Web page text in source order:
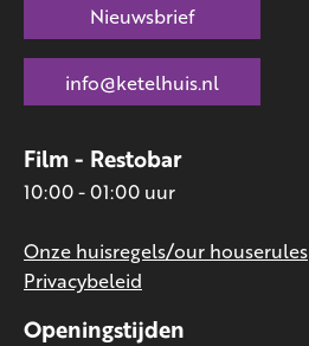
Openingstijden
Film - Restobar
10:00 - 01:00 uur
Onze huisregels/our houserules
Privacybeleid
Nieuwsbrief
info@ketelhuis.nl